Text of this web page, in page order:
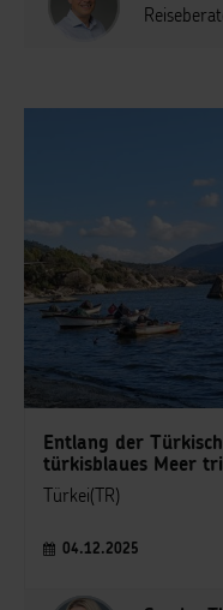
Entlang der
türkisblaues Meer
Türkei(TR)
04.12.2025